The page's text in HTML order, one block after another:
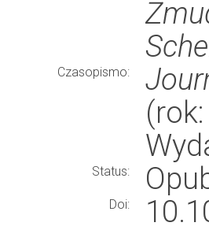
Czasopismo:
Status:
Doi: